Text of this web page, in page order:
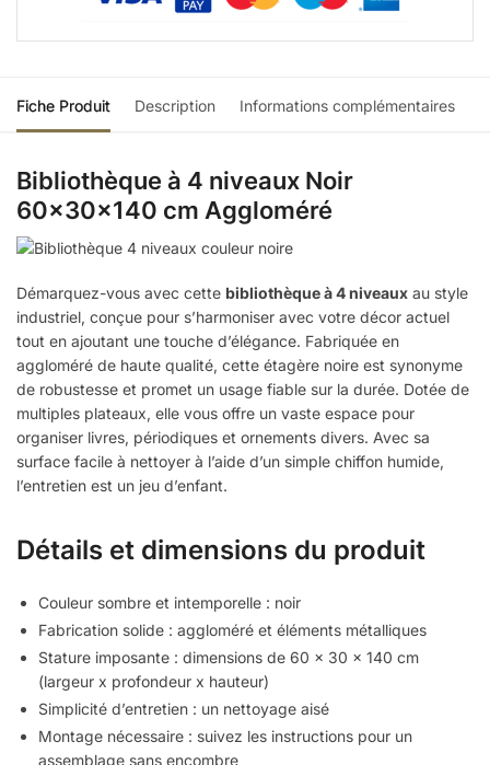
Fiche Produit Description Informations complémentaires
Bibliothèque à 4 niveaux Noir
60x30x140 cm Aggloméré
Démarquez-vous avec cette bibliothèque à 4 niveaux au style
industriel, conçue pour s’harmoniser avec votre décor actuel
tout en ajoutant une touche d’élégance. Fabriquée en
aggloméré de haute qualité, cette étagère noire est synonyme
de robustesse et promet un usage fiable sur la durée. Dotée de
multiples plateaux, elle vous offre un vaste espace pour
organiser livres, périodiques et ornements divers. Avec sa
surface facile à nettoyer à l’aide d’un simple chiffon humide,
l’entretien est un jeu d’enfant.
Détails et dimensions du produit
Couleur sombre et intemporelle : noir
Fabrication solide : aggloméré et éléments métalliques
Stature imposante : dimensions de 60 x 30 x 140 cm
(largeur x profondeur x hauteur)
Simplicité d’entretien : un nettoyage aisé
Montage nécessaire : suivez les instructions pour un
assemblage sans encombre